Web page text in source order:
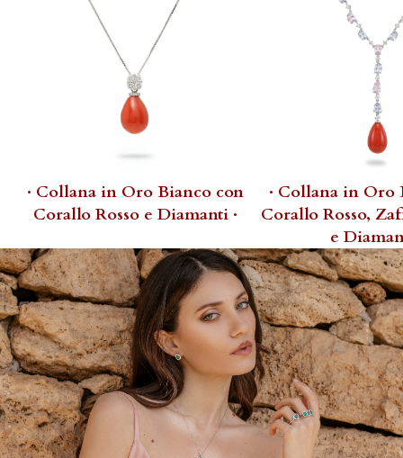
· Collana in Oro Bianco con
Corallo Rosso e Diamanti ·
· Collana in Oro
Corallo Rosso,
e